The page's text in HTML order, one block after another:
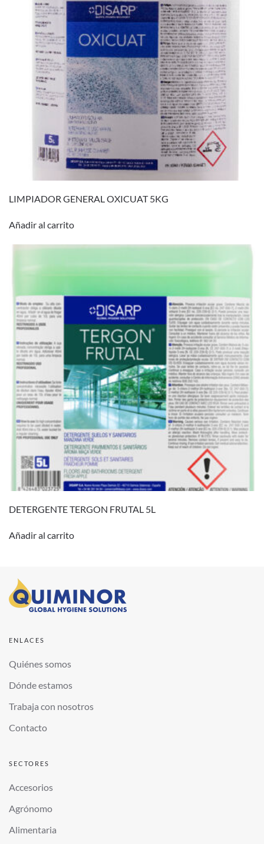
LIMPIADOR GENERAL OXICUAT 5KG
Añadir al carrito
DETERGENTE TERGON FRUTAL 5L
Añadir al carrito
ENLACES
Quiénes somos
Dónde estamos
Trabaja con nosotros
Contacto
SECTORES
Accesorios
Agrónomo
Alimentaria